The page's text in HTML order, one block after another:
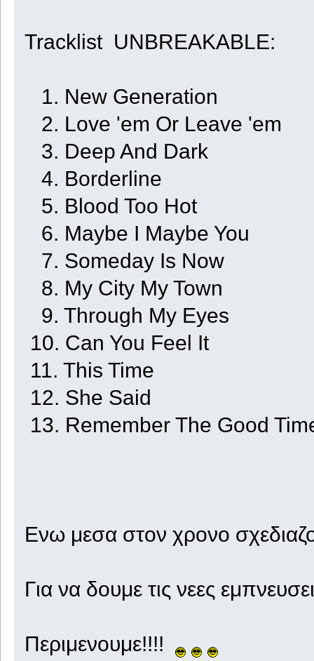
Tracklist UNBREAKABLE:
1. New Generation
2. Love 'em Or Leave 'em
3. Deep And Dark
4. Borderline
5. Blood Too Hot
6. Maybe I Maybe You
7. Someday Is Now
8. My City My Town
9. Through My Eyes
10. Can You Feel It
11. This Time
12. She Said
13. Remember The Good
Ενω μεσα στον χρονο
Για να δουμε τις νεες
Περιμενουμε!!!!